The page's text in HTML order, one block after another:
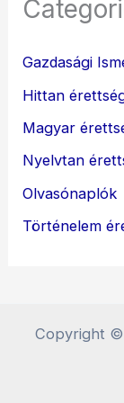
Gazdasági
Hittan
Magyar
Nyelvtan
Olvasónaplók
Történelem
Copyright ©